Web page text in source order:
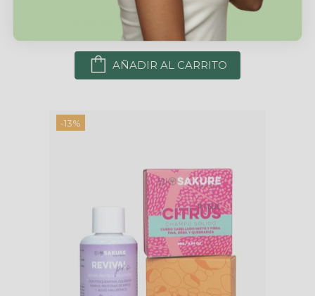
Green Garden - cuero cabelludo graso
AÑADIR AL CARRITO
-13%